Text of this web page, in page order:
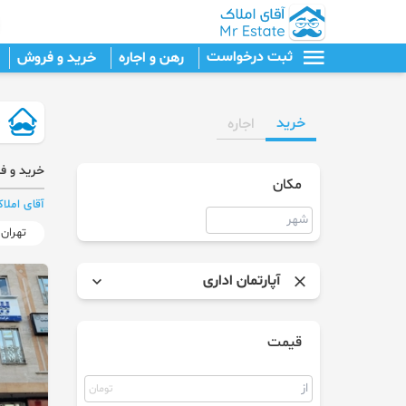
ثبت درخواست رهن و اجاره خرید و فروش
خرید اجاره
مکان
آپارتمان اداری
برج
پنت هاوس
قیمت
تومان
خرید و
آقای
تهران